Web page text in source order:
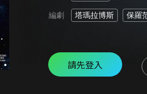
編劇 塔瑪拉博斯 保羅
請先登入